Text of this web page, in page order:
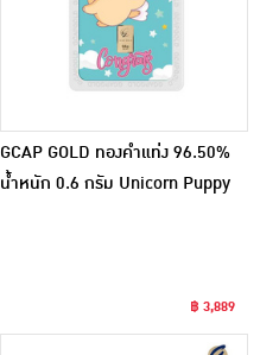
GCAP GOLD ทองคำแท่ง 96.50%
น้ำหนัก 0.6 กรัม Unicorn Puppy
฿ 3,889